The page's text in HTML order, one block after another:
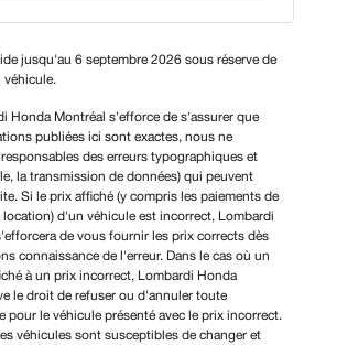
jusqu'au 6 septembre 2026 sous réserve de
Honda Montréal s'efforce de s'assurer que
publiées ici sont exactes, nous ne
des erreurs typographiques et
la transmission de données) qui peuvent
Si le prix affiché (y compris les paiements de
location) d'un véhicule est incorrect, Lombardi
de vous fournir les prix corrects dès
connaissance de l'erreur. Dans le cas où un
à un prix incorrect, Lombardi Honda
le droit de refuser ou d'annuler toute
pour le véhicule présenté avec le prix incorrect.
véhicules sont susceptibles de changer et